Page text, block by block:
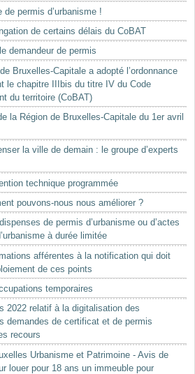
permis d’urbanisme !
de certains délais du CoBAT
demandeur de permis
Bruxelles-Capitale a adopté l’ordonnance
le chapitre IIIbis du titre IV du Code
du territoire (CoBAT)
la Région de Bruxelles-Capitale du 1er avril
la ville de demain : le groupe d’experts
technique programmée
pouvons-nous nous améliorer ?
de permis d’urbanisme ou d’actes
à durée limitée
afférentes à la notification qui doit
de ces points
temporaires
2022 relatif à la digitalisation des
demandes de certificat et de permis
recours
Urbanisme et Patrimoine - Avis de
louer pour 18 ans un immeuble pour